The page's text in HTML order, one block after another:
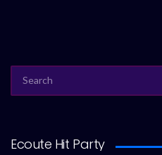
FOR:
Ecoute Hit Party